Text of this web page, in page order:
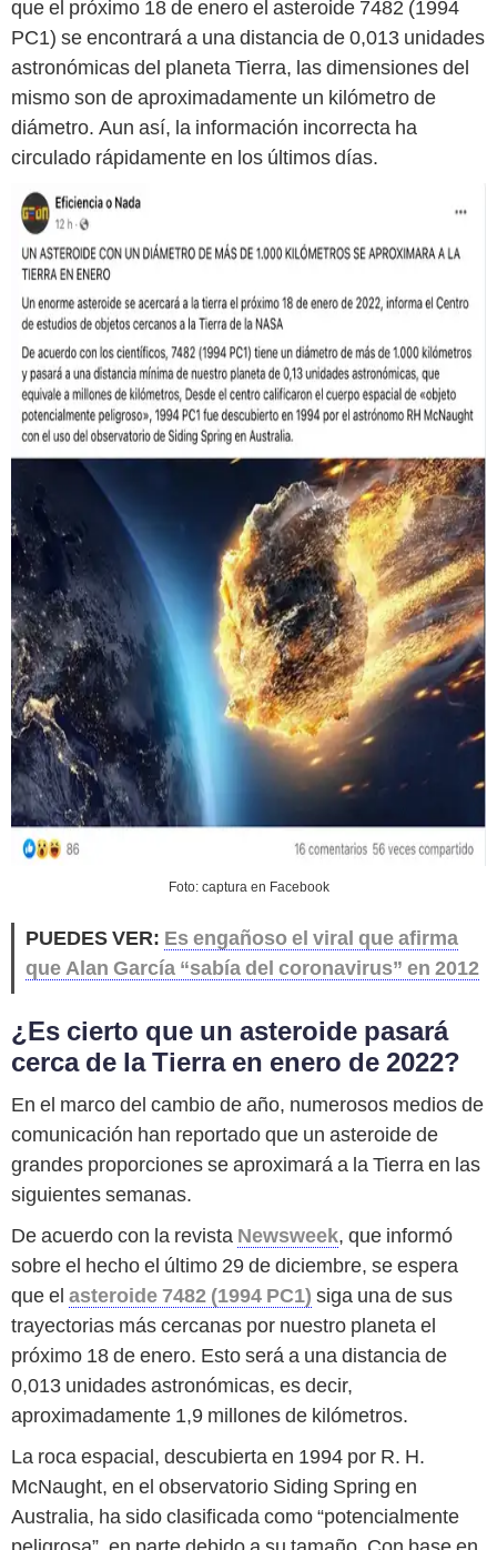
que el próximo 18 de enero el asteroide 7482 (1994
PC1) se encontrará a una distancia de 0,013 unidades
astronómicas del planeta Tierra, las dimensiones del
mismo son de aproximadamente un kilómetro de
diámetro. Aun así, la información incorrecta ha
circulado rápidamente en los últimos días.
Foto: captura en Facebook
PUEDES VER: Es engañoso el viral que afirma
que Alan García “sabía del coronavirus” en 2012
¿Es cierto que un asteroide pasará
cerca de la Tierra en enero de 2022?
En el marco del cambio de año, numerosos medios de
comunicación han reportado que un asteroide de
grandes proporciones se aproximará a la Tierra en las
siguientes semanas.
De acuerdo con la revista Newsweek, que informó
sobre el hecho el último 29 de diciembre, se espera
que el asteroide 7482 (1994 PC1) siga una de sus
trayectorias más cercanas por nuestro planeta el
próximo 18 de enero. Esto será a una distancia de
0,013 unidades astronómicas, es decir,
aproximadamente 1,9 millones de kilómetros.
La roca espacial, descubierta en 1994 por R. H.
McNaught, en el observatorio Siding Spring en
Australia, ha sido clasificada como “potencialmente